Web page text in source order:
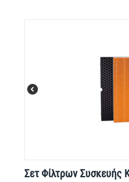
Σετ Φίλτρων Συσκευής